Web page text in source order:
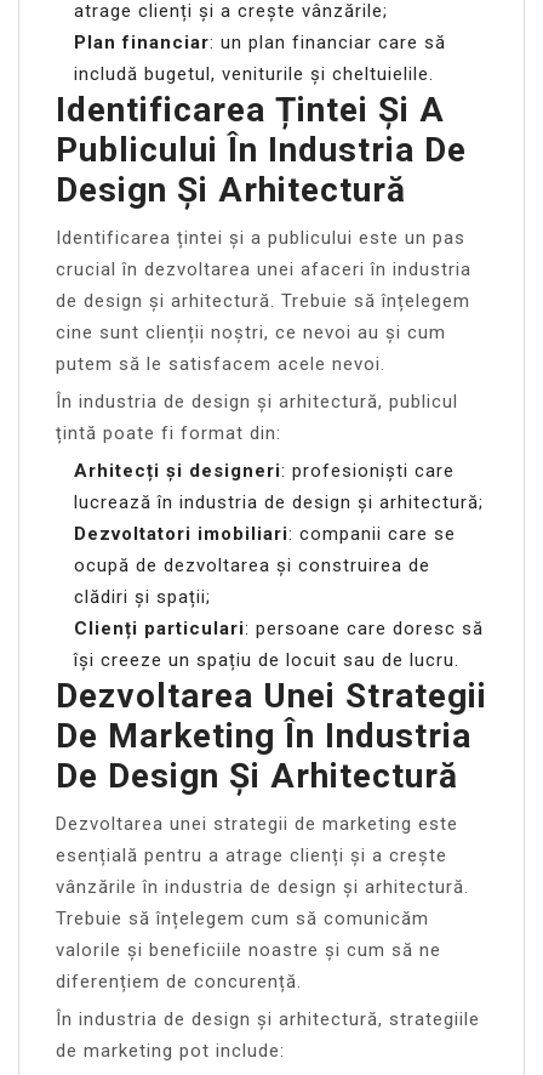
atrage clienți și a crește vânzările;
Plan financiar: un plan financiar care să
includă bugetul, veniturile și cheltuielile.
Identificarea Țintei Și A
Publicului În Industria De
Design Și Arhitectură
Identificarea țintei și a publicului este un pas
crucial în dezvoltarea unei afaceri în industria
de design și arhitectură. Trebuie să înțelegem
cine sunt clienții noștri, ce nevoi au și cum
putem să le satisfacem acele nevoi.
În industria de design și arhitectură, publicul
țintă poate fi format din:
Arhitecți și designeri: profesioniști care
lucrează în industria de design și arhitectură;
Dezvoltatori imobiliari: companii care se
ocupă de dezvoltarea și construirea de
clădiri și spații;
Clienți particulari: persoane care doresc să
își creeze un spațiu de locuit sau de lucru.
Dezvoltarea Unei Strategii
De Marketing În Industria
De Design Și Arhitectură
Dezvoltarea unei strategii de marketing este
esențială pentru a atrage clienți și a crește
vânzările în industria de design și arhitectură.
Trebuie să înțelegem cum să comunicăm
valorile și beneficiile noastre și cum să ne
diferențiem de concurență.
În industria de design și arhitectură, strategiile
de marketing pot include: